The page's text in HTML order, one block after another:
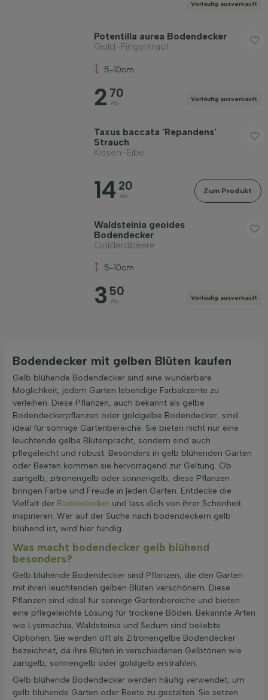
Vorläufig ausverkauft
Potentilla aurea Bodendecker
Gold-Fingerkraut
5-10cm
2 70
Ab
Vorläufig ausverkauft
Taxus baccata 'Repandens'
Strauch
Kissen-Eibe
14 20
Ab
Zum Produkt
Waldsteinia geoides
Bodendecker
Golderdbeere
5-10cm
3 50
Ab
Vorläufig ausverkauft
Bodendecker mit gelben Blüten kaufen
Gelb blühende Bodendecker sind eine wunderbare
Möglichkeit, jedem Garten lebendige Farbakzente zu
verleihen. Diese Pflanzen, auch bekannt als gelbe
Bodendeckerpflanzen oder goldgelbe Bodendecker, sind
ideal für sonnige Gartenbereiche. Sie bieten nicht nur eine
leuchtende gelbe Blütenpracht, sondern sind auch
pflegeleicht und robust. Besonders in gelb blühenden Gärten
oder Beeten kommen sie hervorragend zur Geltung. Ob
zartgelb, zitronengelb oder sonnengelb, diese Pflanzen
bringen Farbe und Freude in jeden Garten. Entdecke die
Vielfalt der Bodendecker und lass dich von ihrer Schönheit
inspirieren. Wer auf der Suche nach bodendeckern gelb
blühend ist, wird hier fündig.
Was macht bodendecker gelb blühend
besonders?
Gelb blühende Bodendecker sind Pflanzen, die den Garten
mit ihren leuchtenden gelben Blüten verschönern. Diese
Pflanzen sind ideal für sonnige Gartenbereiche und bieten
eine pflegeleichte Lösung für trockene Böden. Bekannte Arten
wie Lysimachia, Waldsteinia und Sedum sind beliebte
Optionen. Sie werden oft als Zitronengelbe Bodendecker
bezeichnet, da ihre Blüten in verschiedenen Gelbtönen wie
zartgelb, sonnengelb oder goldgelb erstrahlen.
Gelb blühende Bodendecker werden häufig verwendet, um
gelb blühende Gärten oder Beete zu gestalten. Sie setzen